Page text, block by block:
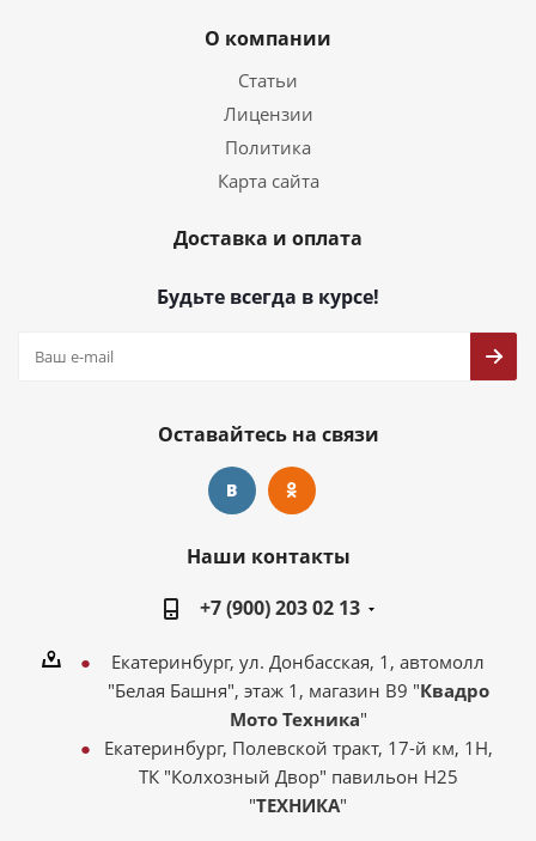
О компании
Статьи
Лицензии
Политика
Карта сайта
Доставка и оплата
Будьте всегда в курсе!
Оставайтесь на связи
Наши контакты
+7 (900) 203 02 13
Екатеринбург, ул. Донбасская, 1, автомолл
"Белая Башня", этаж 1, магазин В9 "Квадро
Мото Техника"
Екатеринбург, Полевской тракт, 17-й км, 1Н,
ТК "Колхозный Двор" павильон Н25
"ТЕХНИКА"